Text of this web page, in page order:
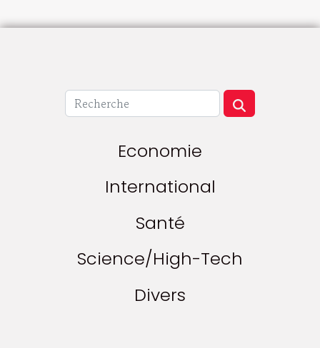
Economie
International
Santé
Science/High-Tech
Divers